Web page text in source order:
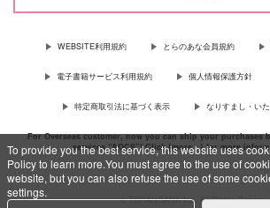
To provide you the best service, this website uses
Policy to learn more.You must agree to the use of
website, but you can also refuse the use of some
settings.
WEBSITE利用規約 とらのあな会員規約
電子書籍サービス利用規約 個人情報保護方針
特定商取引法に基づく表示 なりすまし・い
For Overseas customer, now you can ship your purchases
services “AOCS”! Click {more…} for more
c TORANOANA Inc, All Rights